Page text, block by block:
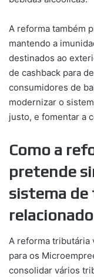
A reforma também
mantendo a
destinados ao
de cashback para
consumidores de
modernizar o
justo, e fomentar a
Como a
pretende
sistema
A reforma tributária
para os
consolidar vários